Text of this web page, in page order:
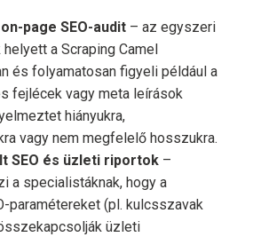
page SEO-audit – az egyszeri
a Scraping Camel
és folyamatosan figyeli például a
fejlécek vagy meta leírások
hiányukra,
vagy nem megfelelő hosszukra.
SEO és üzleti riportok –
a specialistáknak, hogy a
paramétereket (pl. kulcsszavak
üzleti